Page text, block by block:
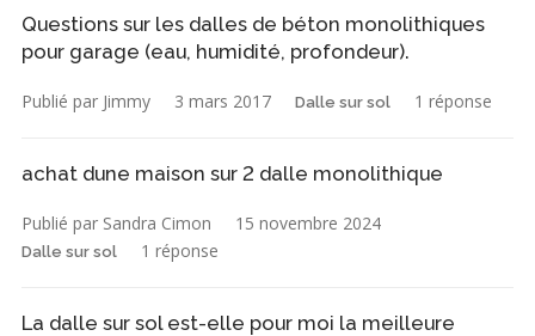
Questions sur les dalles de béton monolithiques
pour garage (eau, humidité, profondeur).
Publié par Jimmy 3 mars 2017 Dalle sur sol 1 réponse
achat dune maison sur 2 dalle monolithique
Publié par Sandra Cimon 15 novembre 2024
Dalle sur sol 1 réponse
La dalle sur sol est-elle pour moi la meilleure